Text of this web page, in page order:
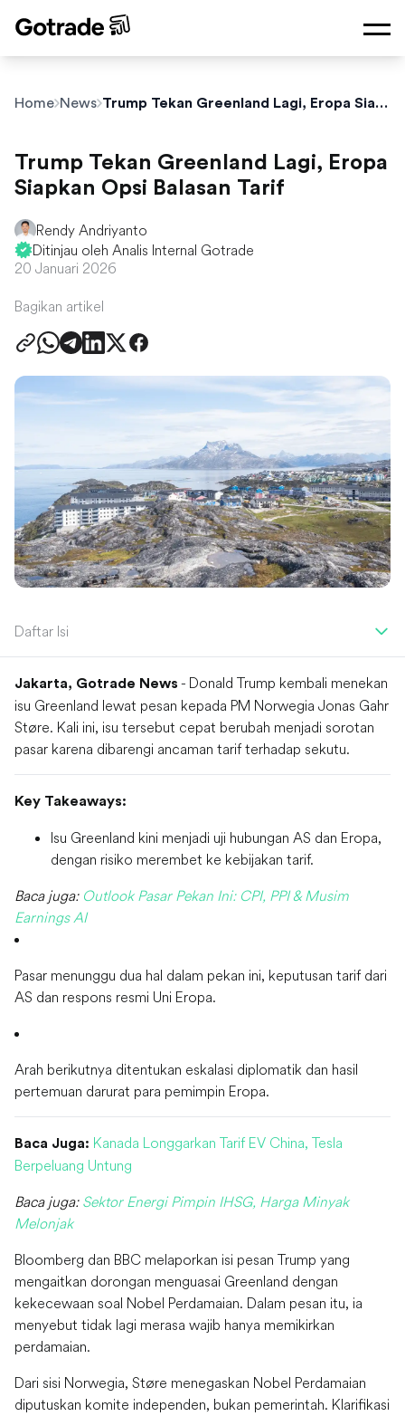
Home News Trump Tekan Greenland Lagi, Eropa Siapkan Opsi Balasan Tarif
Trump Tekan Greenland Lagi, Eropa
Siapkan Opsi Balasan Tarif
Rendy Andriyanto
Ditinjau oleh Analis Internal Gotrade
20 Januari 2026
Bagikan artikel
Daftar Isi
Jakarta, Gotrade News - Donald Trump kembali menekan
isu Greenland lewat pesan kepada PM Norwegia Jonas Gahr
Støre. Kali ini, isu tersebut cepat berubah menjadi sorotan
pasar karena dibarengi ancaman tarif terhadap sekutu.
Key Takeaways:
Isu Greenland kini menjadi uji hubungan AS dan Eropa,
dengan risiko merembet ke kebijakan tarif.
Baca juga: Outlook Pasar Pekan Ini: CPI, PPI & Musim
Earnings AI
Pasar menunggu dua hal dalam pekan ini, keputusan tarif dari
AS dan respons resmi Uni Eropa.
Arah berikutnya ditentukan eskalasi diplomatik dan hasil
pertemuan darurat para pemimpin Eropa.
Baca Juga: Kanada Longgarkan Tarif EV China, Tesla
Berpeluang Untung
Baca juga: Sektor Energi Pimpin IHSG, Harga Minyak
Melonjak
Bloomberg dan BBC melaporkan isi pesan Trump yang
mengaitkan dorongan menguasai Greenland dengan
kekecewaan soal Nobel Perdamaian. Dalam pesan itu, ia
menyebut tidak lagi merasa wajib hanya memikirkan
perdamaian.
Dari sisi Norwegia, Støre menegaskan Nobel Perdamaian
diputuskan komite independen, bukan pemerintah. Klarifikasi